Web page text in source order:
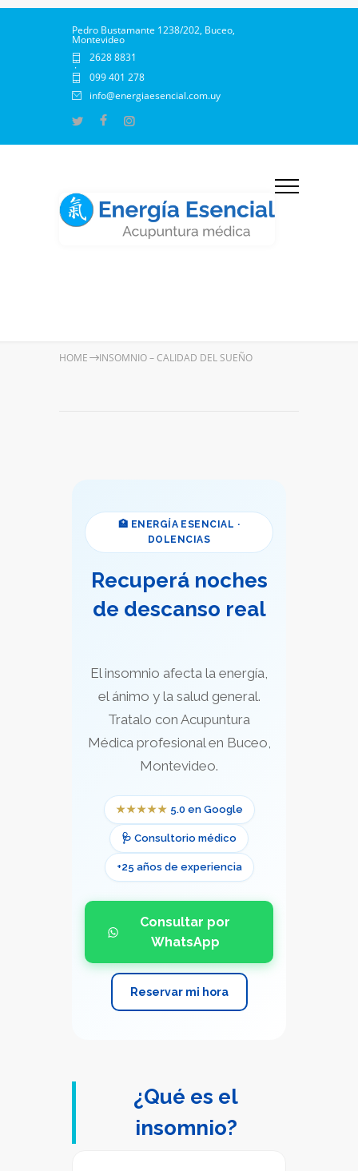
Pedro Bustamante 1238/202, Buceo,
Montevideo
2628 8831
·
099 401 278
info@energiaesencial.com.uy
HOME INSOMNIO – CALIDAD DEL SUEÑO
🏥 ENERGÍA ESENCIAL ·
DOLENCIAS
Recuperá noches
de descanso real
El insomnio afecta la energía,
el ánimo y la salud general.
Tratalo con Acupuntura
Médica profesional en Buceo,
Montevideo.
★★★★★ 5.0 en Google
🩺 Consultorio médico
+25 años de experiencia
Consultar por
WhatsApp
Reservar mi hora
¿Qué es el
insomnio?